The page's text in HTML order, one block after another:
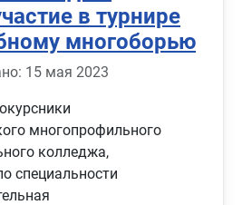
в турнире
многоборью
15 мая 2023
многопрофильного
колледжа,
специальности